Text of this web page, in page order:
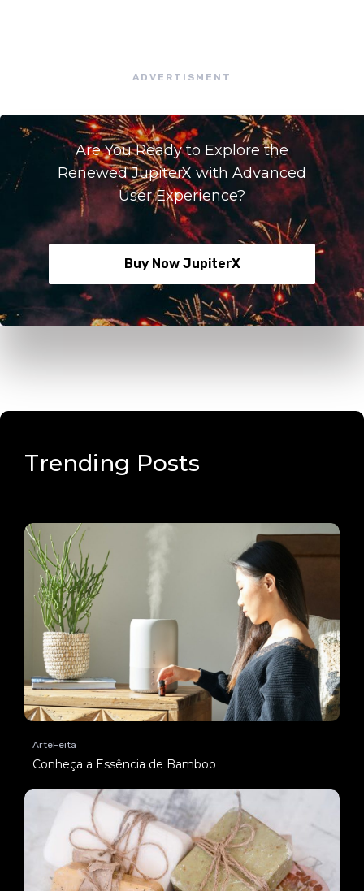
ADVERTISMENT
Are You Ready to Explore the
Renewed JupiterX with Advanced
User Experience?
Buy Now JupiterX
Trending Posts
ArteFeita
Conheça a Essência de Bamboo